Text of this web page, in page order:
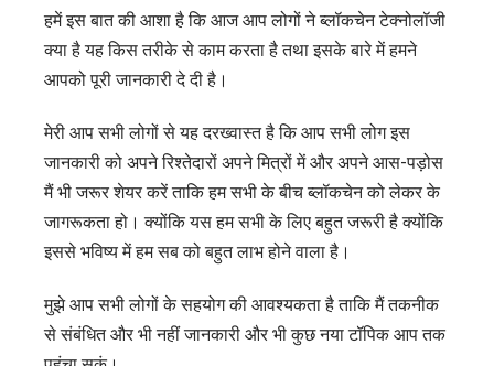
हमें इस बात की आशा है कि आज आप लोगों ने ब्लॉकचेन टेक्नोलॉजी
क्या है यह किस तरीके से काम करता है तथा इसके बारे में हमने
आपको पूरी जानकारी दे दी है।
मेरी आप सभी लोगों से यह दरख्वास्त है कि आप सभी लोग इस
जानकारी को अपने रिश्तेदारों अपने मित्रों में और अपने आस-पड़ोस
मैं भी जरूर शेयर करें ताकि हम सभी के बीच ब्लॉकचेन को लेकर के
जागरूकता हो। क्योंकि यस हम सभी के लिए बहुत जरूरी है क्योंकि
इससे भविष्य में हम सब को बहुत लाभ होने वाला है।
मुझे आप सभी लोगों के सहयोग की आवश्यकता है ताकि मैं तकनीक
से संबंधित और भी नहीं जानकारी और भी कुछ नया टॉपिक आप तक